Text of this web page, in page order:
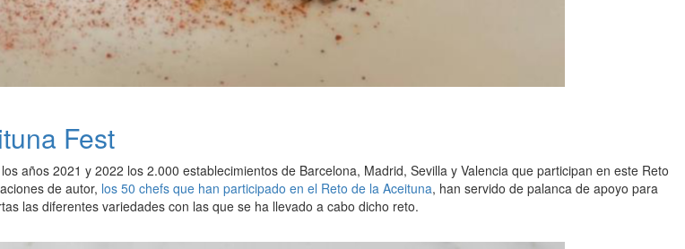
Fest
años 2021 y 2022 los 2.000 establecimientos de Barcelona, Madrid, Sevilla y Valencia que participan en este Reto
de autor, los 50 chefs que han participado en el Reto de la Aceituna, han servido de palanca de apoyo para
las diferentes variedades con las que se ha llevado a cabo dicho reto.